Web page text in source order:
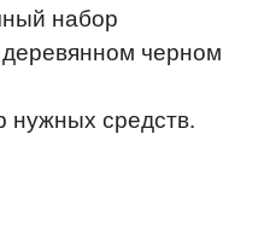
набор
черном
средств.